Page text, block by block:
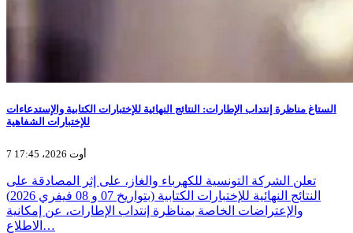
الستاغ مناظرة إنتداب الإطارات: النتائج النهائية للإختبارات الكتابية والإستدعاءات
للإختبارات الشفاهية
7 أوت 2026، 17:45
تعلن الشركة التونسية للكهرباء والغاز، على إثر المصادقة على
النتائج النهائية للإختبارات الكتابية (بتواريخ 07 و 08 فيفري 2026)
والإعتراضات الخاصة بمناظرة إنتداب الإطارات، عن إمكانية
الاطلاع…